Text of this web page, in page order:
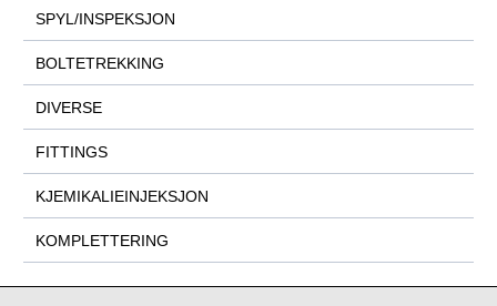
SPYL/INSPEKSJON
BOLTETREKKING
DIVERSE
FITTINGS
KJEMIKALIEINJEKSJON
KOMPLETTERING